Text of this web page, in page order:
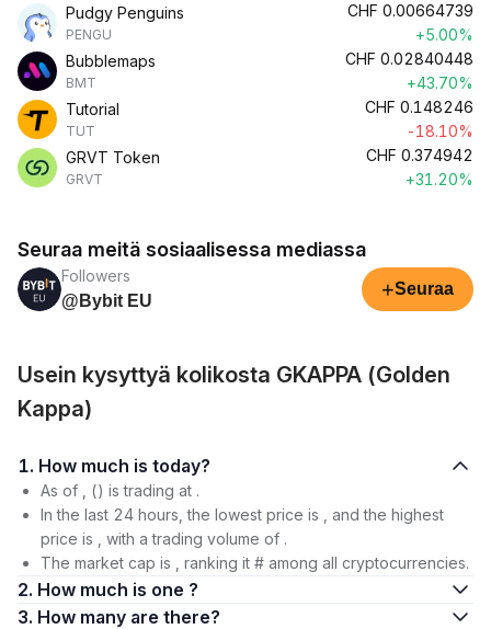
Pudgy Penguins
PENGU
CHF 0.00664739
+5.00%
Bubblemaps
BMT
CHF 0.02840448
+43.70%
Tutorial
TUT
CHF 0.148246
-18.10%
GRVT Token
GRVT
CHF 0.374942
+31.20%
Seuraa meitä sosiaalisessa mediassa
Followers
@Bybit EU
+Seuraa
Usein kysyttyä kolikosta GKAPPA (Golden
Kappa)
1. How much is today?
As of , () is trading at .
In the last 24 hours, the lowest price is , and the highest
price is , with a trading volume of .
The market cap is , ranking it # among all cryptocurrencies.
2. How much is one ?
3. How many are there?